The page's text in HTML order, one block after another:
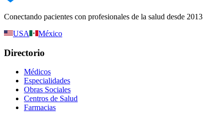
Conectando pacientes con profesionales de la salud desde 2013
USA
México
Directorio
Médicos
Especialidades
Obras Sociales
Centros de Salud
Farmacias